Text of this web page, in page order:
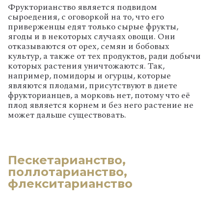
Фрукторианство является подвидом
сыроедения, с оговоркой на то, что его
приверженцы едят только сырые фрукты,
ягоды и в некоторых случаях овощи. Они
отказываются от орех, семян и бобовых
культур, а также от тех продуктов, ради добычи
которых растения уничтожаются. Так,
например, помидоры и огурцы, которые
являются плодами, присутствуют в диете
фрукторианцев, а морковь нет, потому что её
плод является корнем и без него растение не
может дальше существовать.
Пескетарианство,
поллотарианство,
флекситарианство